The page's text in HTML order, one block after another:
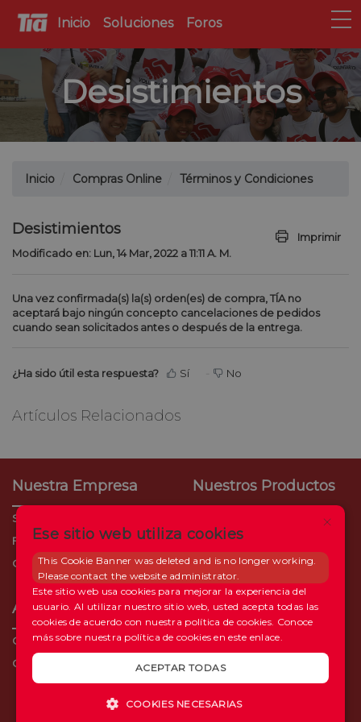
Inicio Soluciones Foros
Desistimientos
Inicio Compras Online Términos y Condiciones
Desistimientos
Imprimir
Modificado en: Lun, 14 Mar, 2022 a 11:11 A. M.
Una vez confirmada(s) la(s) orden(es) de compra, TÍA no
aceptará bajo ningún concepto cancelaciones de pedidos
cuando sean solicitados antes o después de la entrega.
¿Ha sido útil esta respuesta? Sí No
Artículos Relacionados
Nuestra Empresa
Sobre Nosotros
Filiales
Oportunidades laborales
Nuestros Productos
Consumo Empresarial
Ganadores
Tarjeta Más
Ayuda
Centro de Ayuda
Contáctenos
Nuestras Redes
×
Ese sitio web utiliza cookies
This Cookie Banner was deleted and is no longer working.
Please contact the website administrator.
Este sitio web usa cookies para mejorar la experiencia del
usuario. Al utilizar nuestro sitio web, usted acepta todas las
cookies de acuerdo con nuestra política de cookies. Conoce
más sobre nuestra política de cookies en este enlace.
ACEPTAR TODAS
COOKIES NECESARIAS